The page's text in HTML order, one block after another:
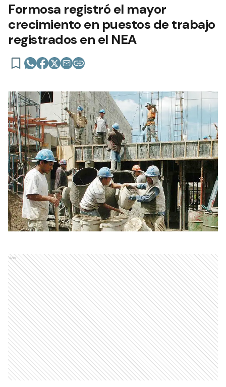
Formosa registró el mayor
crecimiento en puestos de trabajo
registrados en el NEA
Ads